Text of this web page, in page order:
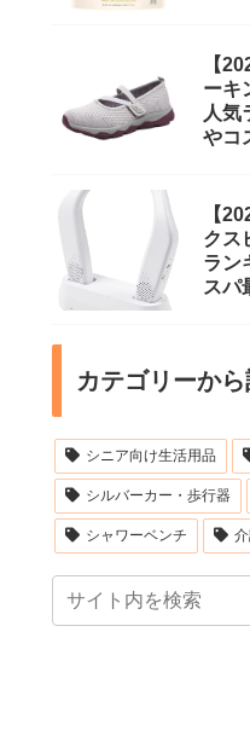
【
ーキ
人気
やコ
【
クス
ラン
スパ
カテゴリーか
シニア向け生活用品
シルバーカー・歩行器
シャワーベンチ